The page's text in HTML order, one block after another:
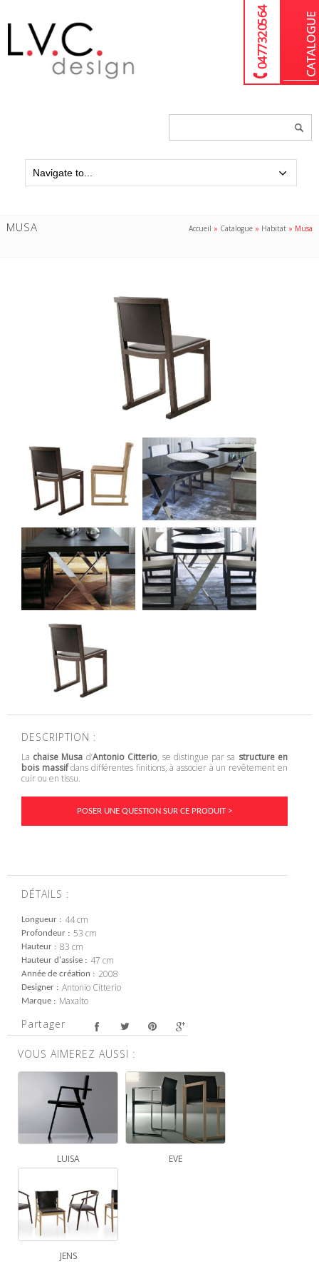
04 77 32 05 64
MUSA Accueil » Catalogue » Habitat » Musa
DESCRIPTION :
La chaise Musa d’Antonio Citterio, se distingue par sa structure en
bois massifdans différentes finitions, à associer à un revêtement en
cuir ou en tissu.
POSER UNE QUESTION SUR CE PRODUIT >
DÉTAILS :
Longueur 44 cm
Profondeur 53 cm
Hauteur 83 cm
Hauteur d'assise 47 cm
Année de création 2008
Designer Antonio Citterio
Marque Maxalto
Partager
VOUS AIMEREZ AUSSI :
LUISA EVE
JENS